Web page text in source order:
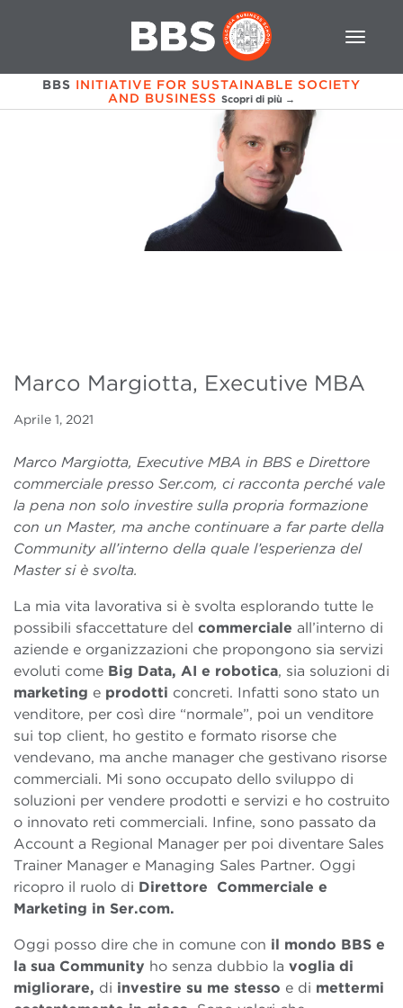
BBS INITIATIVE FOR SUSTAINABLE SOCIETY
AND BUSINESS Scopri di più →
Marco Margiotta, Executive MBA
Aprile 1, 2021
Marco Margiotta, Executive MBA in BBS e Direttore
commerciale presso Ser.com, ci racconta perché vale
la pena non solo investire sulla propria formazione
con un Master, ma anche continuare a far parte della
Community all’interno della quale l’esperienza del
Master si è svolta.
La mia vita lavorativa si è svolta esplorando tutte le
possibili sfaccettature del commerciale all’interno di
aziende e organizzazioni che propongono sia servizi
evoluti come Big Data, AI e robotica, sia soluzioni di
marketing e prodotti concreti. Infatti sono stato un
venditore, per così dire “normale”, poi un venditore
sui top client, ho gestito e formato risorse che
vendevano, ma anche manager che gestivano risorse
commerciali. Mi sono occupato dello sviluppo di
soluzioni per vendere prodotti e servizi e ho costruito
o innovato reti commerciali. Infine, sono passato da
Account a Regional Manager per poi diventare Sales
Trainer Manager e Managing Sales Partner. Oggi
ricopro il ruolo di Direttore Commerciale e
Marketing in Ser.com.
Oggi posso dire che in comune con il mondo BBS e
la sua Community ho senza dubbio la voglia di
migliorare, di investire su me stesso e di mettermi